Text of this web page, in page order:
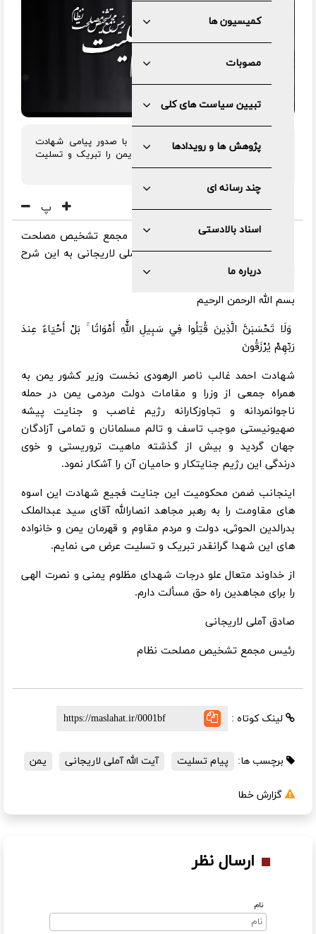
کمیسیون ها
مصوبات
تبیین سیاست های کلی
پژوهش ها و رویدادها
چند رسانه ای
اسناد بالادستی
درباره ما
رئیس مجمع تشخیص مصلحت نظام با صدور پیامی شهادت
نخست وزیر و جمعی از وزرای دولت یمن را تبریک و تسلیت
گفت.
پ
به گزارش مرکز رسانه و روابط عمومی مجمع تشخیص مصلحت
نظام ، متن پیام تسلیت آیت الله آملی لاریجانی به این شرح
بسم الله الرحمن الرحیم
وَلَا تَحْسَبَنَّ الَّذِينَ قُتِلُوا فِي سَبِيلِ اللَّهِ أَمْوَاتًا ۚ بَلْ أَحْيَاءٌ عِندَ
رَبِّهِمْ يُرْزَقُونَ
شهادت احمد غالب ناصر الرهودی نخست وزیر کشور یمن به
همراه جمعی از وزرا و مقامات دولت مردمی یمن در حمله
ناجوانمردانه و تجاوزکارانه رژیم غاصب و جنایت پیشه
صهیونیستی موجب تاسف و تالم مسلمانان و تمامی آزادگان
جهان گردید و بیش از گذشته ماهیت تروریستی و خوی
درندگی این رژیم جنایتکار و حامیان آن را آشکار نمود.
اینجانب ضمن محکومیت این جنایت فجیع شهادت این اسوه
های مقاومت را به رهبر مجاهد انصارالله آقای سید عبدالملک
بدرالدین الحوثی، دولت و مردم مقاوم و قهرمان یمن و خانواده
های این شهدا گرانقدر تبریک و تسلیت عرض می نمایم.
از خداوند متعال علو درجات شهدای مظلوم یمنی و نصرت الهی
را برای مجاهدین راه حق مسألت دارم.
صادق آملی لاریجانی
رئیس مجمع تشخیص مصلحت نظام
لینک کوتاه :
برچسب ها: پیام تسلیت آیت الله آملی لاریجانی یمن
گزارش خطا
ارسال نظر
نام